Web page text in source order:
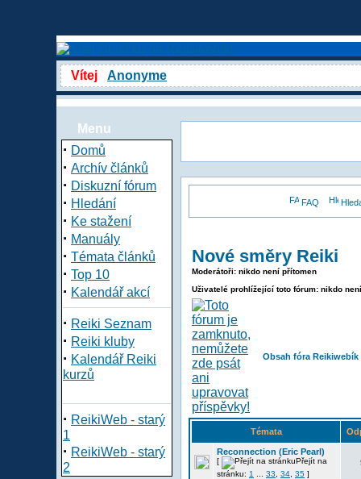
Vítej Anonyme
Menu
· Domů
· Archív článků
· Diskuzní fórum
· Hledání
· Ke stažení
· Manuály
· Témata článků
· Top 10
· Kalendář akcí
· Reiki Seznam
· Reiki kluby
· Kalendář Reiki
kurzů
· ReikiWeb - starý
1
· ReikiWeb - starý
2
FAQ
Nové směry Reiki
Moderátoři: nikdo není přítomen
Uživatelé prohlížející toto fórum: nikdo
Obsah fóra Reikiwebík
Témata
Reconnection (Eric Pearl)
[
Přejít na
stránku: 1 33 34 35 ]